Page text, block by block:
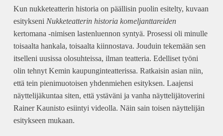
Kun nukketeatterin historia on päällisin puolin esitelty, kuvaan
esitykseni Nukketeatterin historia komeljanttareiden
kertomana -nimisen lastenluennon syntyä. Prosessi oli minulle
toisaalta hankala, toisaalta kiinnostava. Jouduin tekemään sen
itselleni uusissa olosuhteissa, ilman teatteria. Edelliset työni
olin tehnyt Kemin kaupunginteatterissa. Ratkaisin asian niin,
että tein pienimuotoisen yhdenmiehen esityksen. Laajensi
näyttelijäkuntaa siten, että ystäväni ja vanha näyttelijätoverini
Rainer Kaunisto esiintyi videolla. Näin sain toisen näyttelijän
esitykseen mukaan.